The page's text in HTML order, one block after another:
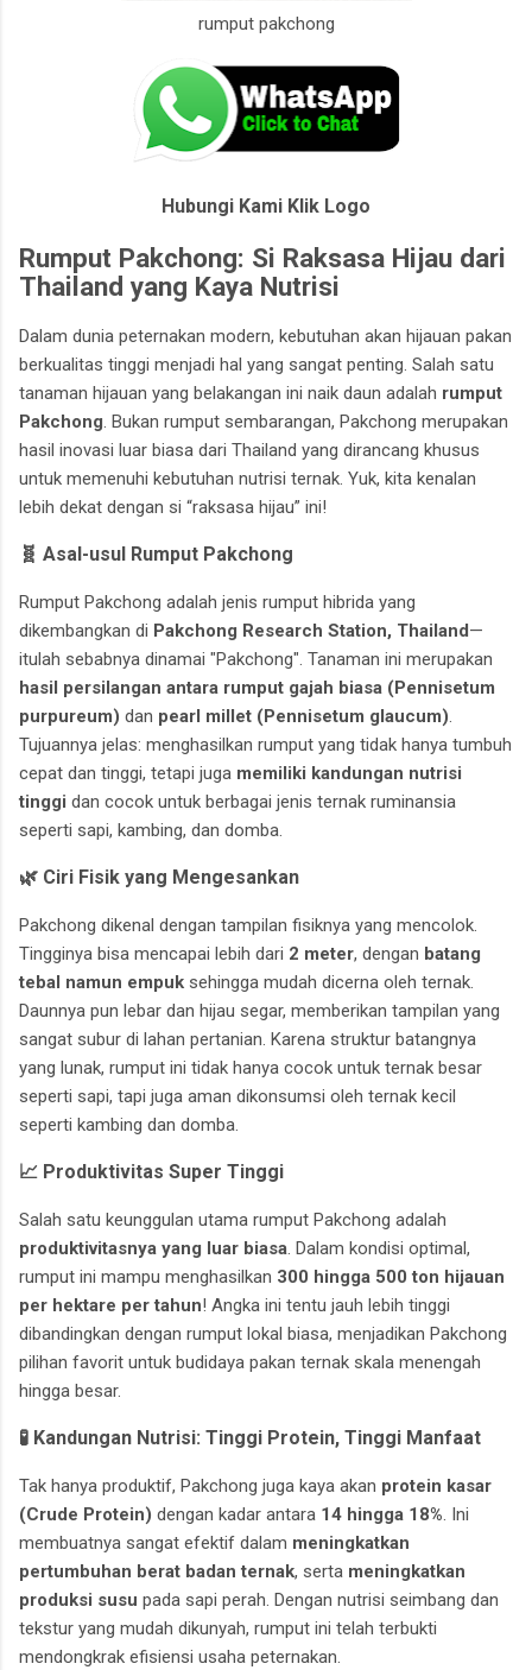
rumput pakchong
Hubungi Kami Klik Logo
Rumput Pakchong: Si Raksasa Hijau dari
Thailand yang Kaya Nutrisi
Dalam dunia peternakan modern, kebutuhan akan hijauan pakan
berkualitas tinggi menjadi hal yang sangat penting. Salah satu
tanaman hijauan yang belakangan ini naik daun adalah rumput
Pakchong. Bukan rumput sembarangan, Pakchong merupakan
hasil inovasi luar biasa dari Thailand yang dirancang khusus
untuk memenuhi kebutuhan nutrisi ternak. Yuk, kita kenalan
lebih dekat dengan si “raksasa hijau” ini!
🧬 Asal-usul Rumput Pakchong
Rumput Pakchong adalah jenis rumput hibrida yang
dikembangkan di Pakchong Research Station, Thailand—
itulah sebabnya dinamai "Pakchong". Tanaman ini merupakan
hasil persilangan antara rumput gajah biasa (Pennisetum
purpureum) dan pearl millet (Pennisetum glaucum).
Tujuannya jelas: menghasilkan rumput yang tidak hanya tumbuh
cepat dan tinggi, tetapi juga memiliki kandungan nutrisi
tinggi dan cocok untuk berbagai jenis ternak ruminansia
seperti sapi, kambing, dan domba.
🌿 Ciri Fisik yang Mengesankan
Pakchong dikenal dengan tampilan fisiknya yang mencolok.
Tingginya bisa mencapai lebih dari 2 meter, dengan batang
tebal namun empuk sehingga mudah dicerna oleh ternak.
Daunnya pun lebar dan hijau segar, memberikan tampilan yang
sangat subur di lahan pertanian. Karena struktur batangnya
yang lunak, rumput ini tidak hanya cocok untuk ternak besar
seperti sapi, tapi juga aman dikonsumsi oleh ternak kecil
seperti kambing dan domba.
📈 Produktivitas Super Tinggi
Salah satu keunggulan utama rumput Pakchong adalah
produktivitasnya yang luar biasa. Dalam kondisi optimal,
rumput ini mampu menghasilkan 300 hingga 500 ton hijauan
per hektare per tahun! Angka ini tentu jauh lebih tinggi
dibandingkan dengan rumput lokal biasa, menjadikan Pakchong
pilihan favorit untuk budidaya pakan ternak skala menengah
hingga besar.
🧪 Kandungan Nutrisi: Tinggi Protein, Tinggi Manfaat
Tak hanya produktif, Pakchong juga kaya akan protein kasar
(Crude Protein) dengan kadar antara 14 hingga 18%. Ini
membuatnya sangat efektif dalam meningkatkan
pertumbuhan berat badan ternak, serta meningkatkan
produksi susu pada sapi perah. Dengan nutrisi seimbang dan
tekstur yang mudah dikunyah, rumput ini telah terbukti
mendongkrak efisiensi usaha peternakan.